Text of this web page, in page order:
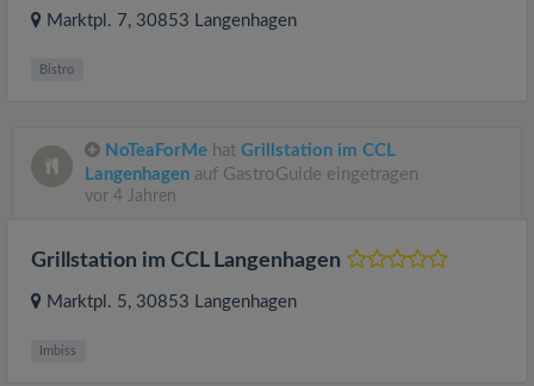
Marktpl. 7, 30853 Langenhagen
Bistro
NoTeaForMe hat Grillstation im CCL
Langenhagen auf GastroGuide eingetragen
vor 4 Jahren
Grillstation im CCL Langenhagen
Marktpl. 5, 30853 Langenhagen
Imbiss